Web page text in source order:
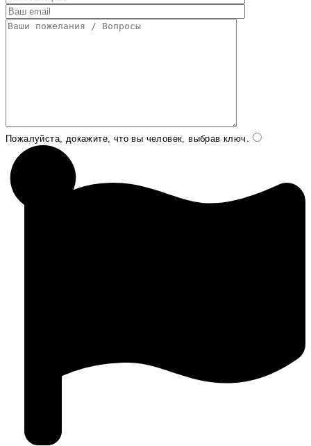
Пожалуйста, докажите, что вы человек, выбрав ключ .